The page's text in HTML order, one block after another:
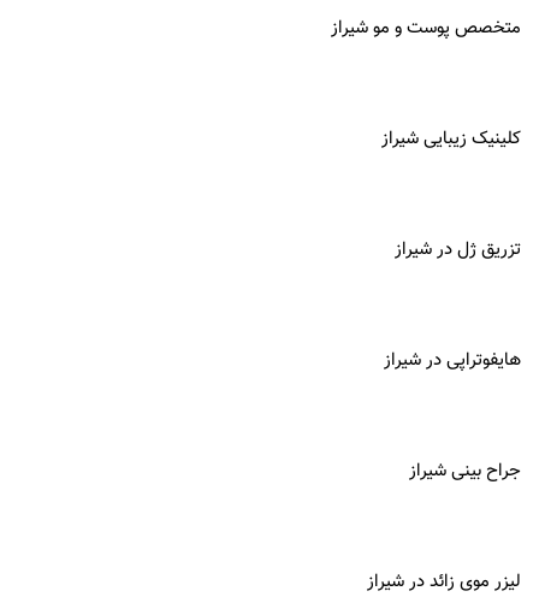
متخصص پوست و مو شیراز
کلینیک زیبایی شیراز
تزریق ژل در شیراز
هایفوتراپی در شیراز
جراح بینی شیراز
لیزر موی زائد در شیراز